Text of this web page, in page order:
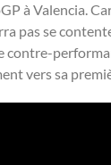
à Valencia.
pas se
vers sa